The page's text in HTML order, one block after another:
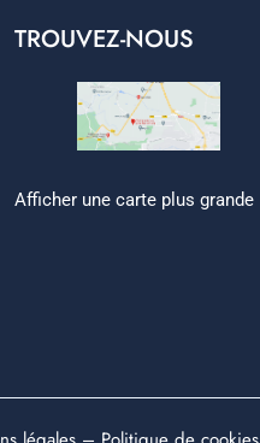
TROUVEZ-NOUS
Afficher une carte plus grande